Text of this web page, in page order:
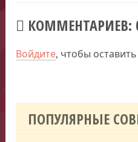
КОММЕНТАРИЕВ:
Войдите, чтобы
ПОПУЛЯРНЫЕ